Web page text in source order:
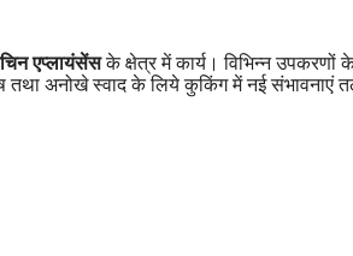
एप्लायंसेंसके क्षेत्र में कार्य। विभिन्न
तथा अनोखे स्वाद के लिये कुकिंग में नई